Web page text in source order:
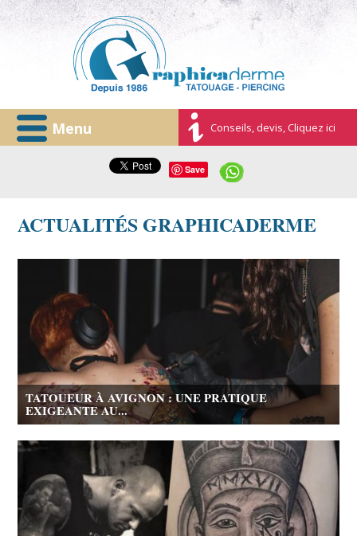
Menu Conseils, devis, Cliquez ici
Save
ACTUALITÉS GRAPHICADERME
TATOUEUR À AVIGNON : UNE PRATIQUE
EXIGEANTE AU...